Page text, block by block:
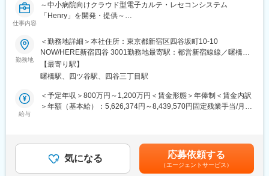
変更の範囲：会社の定める業務
仕事内容
～中小病院向けクラウド型電子カルテ・レセコンシステム
「Henry」を開発・提供～
■業務内容
財務会計領域の中核メンバーとして、決算業務や監査法人対応を
中心に、経理・会計業務全般を担当いただきます。
また、CFOや経営陣と連携しながら、会計プロセスの整備や内部
統制の構築など、財務会計機能の高度化にも取り組んでいただき
ます。
す。
勤務地
＜勤務地詳細＞本社住所：東京都新宿区四谷坂町10-10
NOW/HERE新宿四谷 3001勤務地最寄駅：都営新宿線線／曙橋駅
受動喫煙対策：敷地内全面禁煙変更の範囲：会社の定める事業所
（リモートワーク含む）
【最寄り駅】
曙橋駅、四ツ谷駅、四谷三丁目駅
給与
＜予定年収＞800万円～1,200万円＜賃金形態＞年俸制＜賃金内訳
＞年額（基本給）：5,626,374円～8,439,570円固定残業手当/月：
給与補足＞※面談を通じてスキル等をもとに決定します。賃金はあ
くまでも目安の金額であり、選考を通じて上下する可能性があり
ます。月給(月額)は固定手当を含めた表記です。
気になる 応募依頼する
（エージェントサービス）